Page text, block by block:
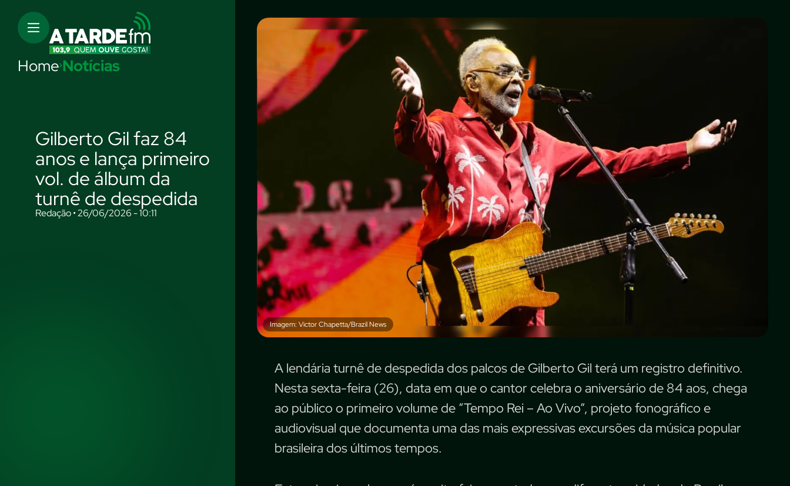
Home Notícias
Gilberto Gil faz 84
anos e lança primeiro
vol. de álbum da
turnê de despedida
Redação • 26/06/2026 - 10:11
Imagem: Victor Chapetta/Brazil News
A lendária turnê de despedida dos palcos de Gilberto Gil terá um registro definitivo.
Nesta sexta-feira (26), data em que o cantor celebra o aniversário de 84 aos, chega
ao público o primeiro volume de “Tempo Rei – Ao Vivo”, projeto fonográfico e
audiovisual que documenta uma das mais expressivas excursões da música popular
brasileira dos últimos tempos.